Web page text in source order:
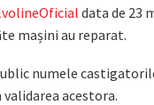
data de 23
mașini au reparat.
numele
acestora.